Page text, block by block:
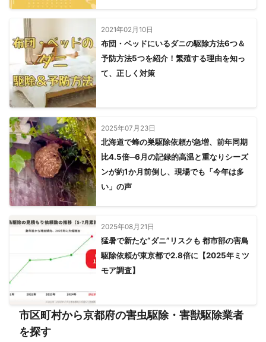
2021年02月10日
布団・ベッドにいるダニの駆除方法6つ＆
予防方法5つを紹介！繁殖する理由を知っ
て、正しく対策
2025年07月23日
北海道で蜂の巣駆除依頼が急増、前年同期
比4.5倍─6月の記録的高温と重なりシーズ
ンが約1か月前倒し、現場でも「今年は多
い」の声
2025年08月21日
猛暑で新たな“ダニ”リスクも 都市部の害鳥
駆除依頼が東京都で2.8倍に【2025年ミツ
モア調査】
市区町村から京都府の害虫駆除・害獣駆除業者
を探す